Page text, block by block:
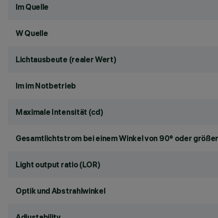
lm Quelle
W Quelle
Lichtausbeute (realer Wert)
lm im Notbetrieb
Maximale Intensität (cd)
Gesamtlichtstrom bei einem Winkel von 90° oder
Light output ratio (LOR)
Optik und Abstrahlwinkel